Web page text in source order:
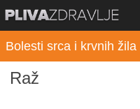
Bolesti srca i krvnih žila
Raž